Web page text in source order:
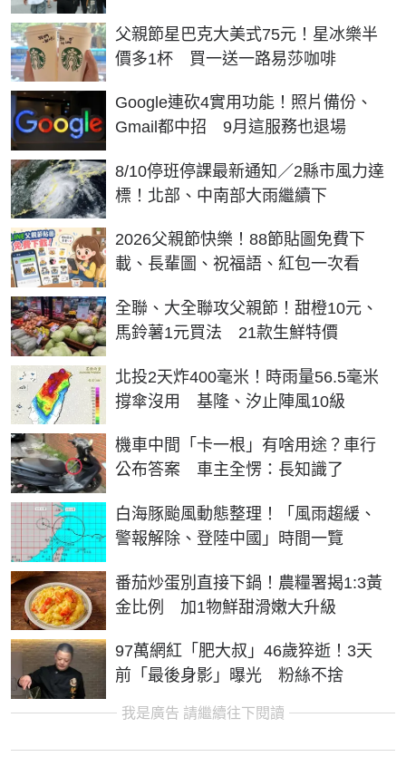
父親節星巴克大美式75元！星冰樂半
價多1杯 買一送一路易莎咖啡
Google連砍4實用功能！照片備份、
Gmail都中招 9月這服務也退場
8/10停班停課最新通知／2縣市風力達
標！北部、中南部大雨繼續下
2026父親節快樂！88節貼圖免費下
載、長輩圖、祝福語、紅包一次看
全聯、大全聯攻父親節！甜橙10元、
馬鈴薯1元買法 21款生鮮特價
北投2天炸400毫米！時雨量56.5毫米
撐傘沒用 基隆、汐止陣風10級
機車中間「卡一根」有啥用途？車行
公布答案 車主全愣：長知識了
白海豚颱風動態整理！「風雨趨緩、
警報解除、登陸中國」時間一覽
番茄炒蛋別直接下鍋！農糧署揭1:3黃
金比例 加1物鮮甜滑嫩大升級
97萬網紅「肥大叔」46歲猝逝！3天
前「最後身影」曝光 粉絲不捨
我是廣告 請繼續往下閱讀